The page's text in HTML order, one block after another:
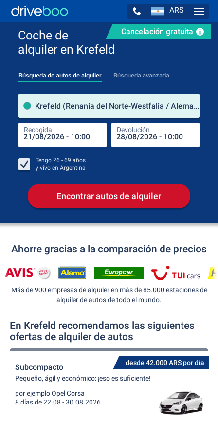
ARS
Cancelación gratuita
Coche de
alquiler en Krefeld
Búsqueda de autos de alquiler Búsqueda avanzada
Krefeld (Renania del Norte-Westfalia / Alemania)
Recogida Devolución
Tengo 26 - 69 años
y vivo en Argentina
Encontrar autos de alquiler
Ahorre gracias a la comparación de precios
Más de 900 empresas de alquiler en más de 85.000 estaciones de
alquiler de autos de todo el mundo.
En Krefeld recomendamos las siguientes
ofertas de alquiler de autos
desde 42.000 ARS por día
Subcompacto
Pequeño, ágil y económico: ¡eso es suficiente!
por ejemplo Opel Corsa
8 días de 22.08 - 30.08.2026